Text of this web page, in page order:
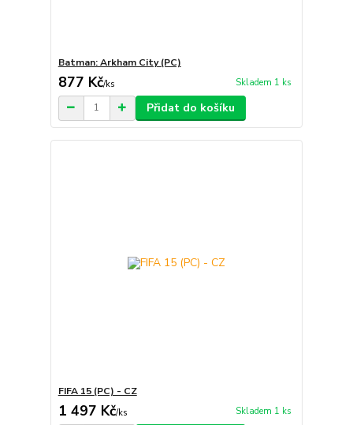
Batman: Arkham City (PC)
877 Kč/ks Skladem 1 ks
Přidat do košíku
FIFA 15 (PC) - CZ
1 497 Kč/ks Skladem 1 ks